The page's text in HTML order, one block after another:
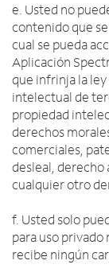
e. Usted no
contenido que
cual se pueda
Aplicación
que infrinja la
intelectual de
propiedad
derechos
comerciales,
desleal, derecho
cualquier otro
f. Usted solo
para uso privado
recibe ningún